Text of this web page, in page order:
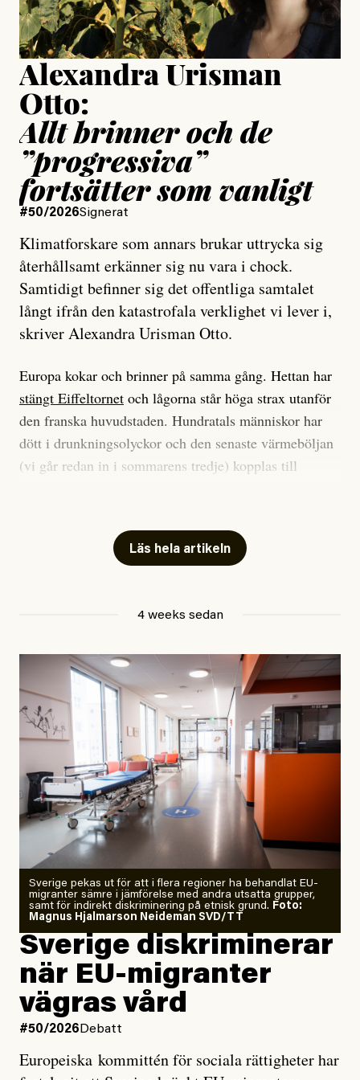
Uppdaterad15 July, 2026
Alexandra Urisman
Otto:
Allt brinner och de
”progressiva”
fortsätter som vanligt
#50/2026Signerat
Klimatforskare som annars brukar uttrycka sig
återhållsamt erkänner sig nu vara i chock.
Samtidigt befinner sig det offentliga samtalet
långt ifrån den katastrofala verklighet vi lever i,
skriver Alexandra Urisman Otto.
Europa kokar och brinner på samma gång. Hettan har
stängt Eiffeltornet och lågorna står höga strax utanför
den franska huvudstaden. Hundratals människor har
dött i drunkningsolyckor och den senaste värmeböljan
(vi går redan in i sommarens tredje) kopplas till
Har du också panik i hettan? Känns det som en
mardröm? Bra, allt annat vore fullständigt orimligt.
att han brukar vara ganska återhållsam när han
september 2023, när de globala temperaturerna för
månaden visade sig vara hela 0,5 °C varmare än någon
tidigare septembermånad – har han blivit chockad.
”Fram till i dag”, skriver han.
Årets El Niño kan bli den
starkaste som uppmätts
Zeke Hausfather är chockad igen efter att ha
analyserat hur de olika klimatmodellerna bedömer
läget för hur den begynnande El Niño-händelsen ska
utveckla sig. El Niño är ett återkommande
väderfenomen som uppstår när havsvattnet i delar av
Stilla havet blir ovanligt varmt. Det påverkar vädret
över stora delar av världen och under
forskare allt oftare varnat för att den här El Niñon
Läs hela artikeln
4 weeks sedan
Sverige pekas ut för att i flera regioner ha behandlat EU-
migranter sämre i jämförelse med andra utsatta grupper,
samt för indirekt diskriminering på etnisk grund. Foto:
Magnus Hjalmarson Neideman SVD/TT
Sverige diskriminerar
när EU-migranter
vägras vård
#50/2026 Debatt
Europeiska kommittén för sociala rättigheter har